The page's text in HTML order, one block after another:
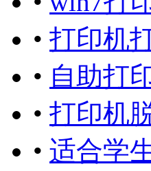
• 打印机
• 自助打
• 打印机
• 适合学